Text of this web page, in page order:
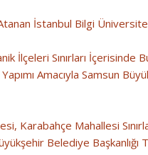
İstanbul Bilgi
İlçeleri Sınırları
Amacıyla Samsun
Karabahçe Mahallesi
Belediye